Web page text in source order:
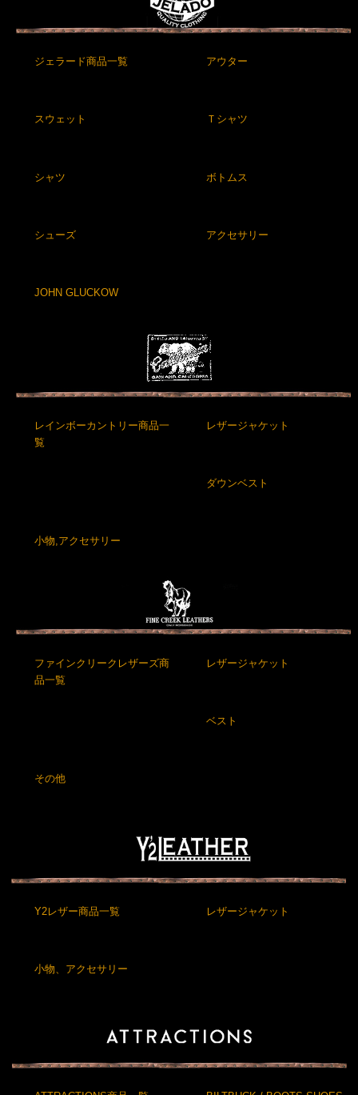
ジェラード商品一覧 アウター
スウェット Ｔシャツ
シャツ ボトムス
シューズ アクセサリー
JOHN GLUCKOW
レインボーカントリー商品一
覧
レザージャケット
ダウンベスト
小物,アクセサリー
ファインクリークレザーズ商
品一覧
レザージャケット
ベスト
その他
Y2レザー商品一覧 レザージャケット
小物、アクセサリー